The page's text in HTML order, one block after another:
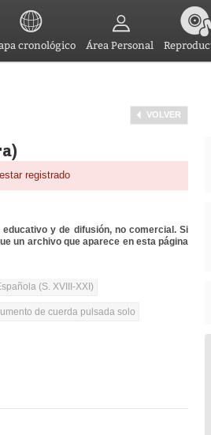
cronológico Área Personal
VOLVER
registrado
y de difusión, no comercial. Si
un archivo que aparece en esta página
(S. XVIII-XXI)
de cuerda pulsada solo